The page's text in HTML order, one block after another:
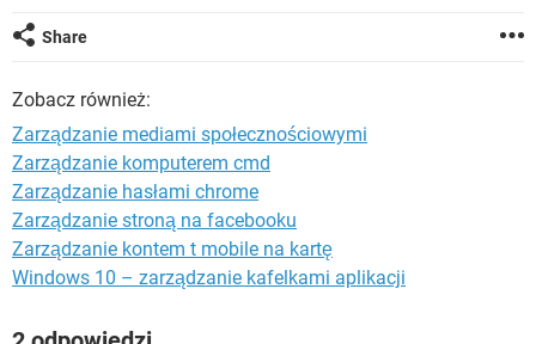
INSTAGRAM
Share
Zobacz również:
Zarządzanie mediami społecznościowymi
Zarządzanie komputerem cmd
Zarządzanie hasłami chrome
Zarządzanie stroną na facebooku
Zarządzanie kontem t mobile na kartę
Windows 10 – zarządzanie kafelkami aplikacji